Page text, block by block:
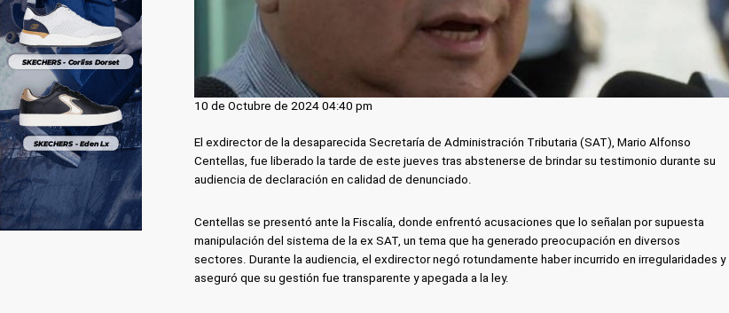
10 de Octubre de 2024 04:40 pm
El exdirector de la desaparecida Secretaría de Administración Tributaria (SAT), Mario Alfonso
Centellas, fue liberado la tarde de este jueves tras abstenerse de brindar su testimonio durante su
audiencia de declaración en calidad de denunciado.
Centellas se presentó ante la Fiscalía, donde enfrentó acusaciones que lo señalan por supuesta
manipulación del sistema de la ex SAT, un tema que ha generado preocupación en diversos
sectores. Durante la audiencia, el exdirector negó rotundamente haber incurrido en irregularidades y
aseguró que su gestión fue transparente y apegada a la ley.